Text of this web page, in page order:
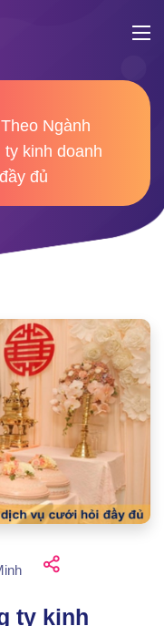
Ngành
kinh doanh
đủ
ty kinh